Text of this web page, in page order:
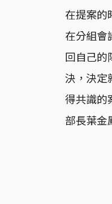
在提案的
在分組會
回自己的
決，決定
得共識的
部長葉金